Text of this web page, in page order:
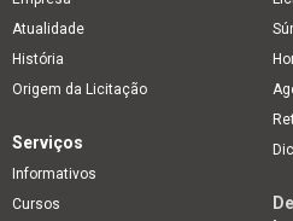
Atualidade
História
Origem da Licitação
Serviços
Informativos
Cursos